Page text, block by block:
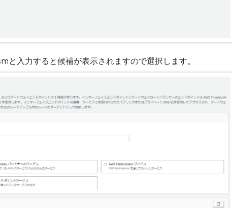
と入力すると候補が表示されますので選択します。